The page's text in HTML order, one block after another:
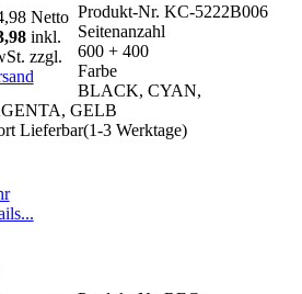
Netto
inkl.
zzgl.
Produkt-Nr. KC-5222B006
Seitenanzahl
600 + 400
Farbe
BLACK, CYAN,
GELB
Lieferbar(1-3 Werktage)